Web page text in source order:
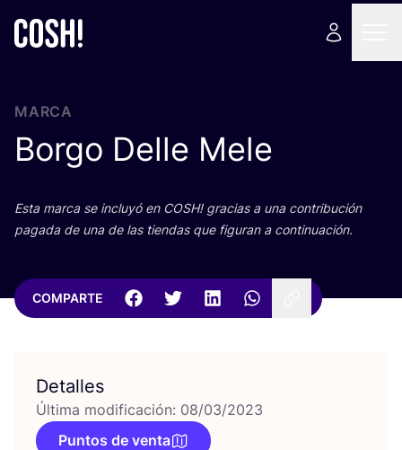
MARCA
Borgo Delle Mele
Esta mar­ca se inclu­yó en COSH! gra­cias a una con­tri­bu­ción
paga­da de una de las tien­das que figu­ran a continuación.
COMPARTE
Detalles
Última modificación: 08/03/2023
Puntos de venta